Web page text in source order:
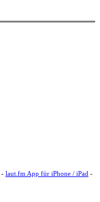
- laut.fm App für iPhone / iPad -